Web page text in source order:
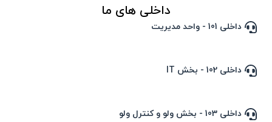
داخلی های ما
داخلی 101 - واحد مدیریت
داخلی 102 - بخش IT
داخلی 103 - بخش ولو و کنترل ولو